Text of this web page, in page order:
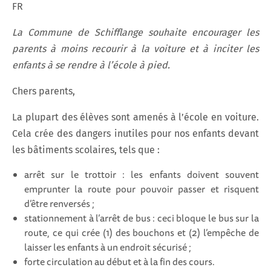
FR
La Commune de Schifflange souhaite encourager les
parents à moins recourir à la voiture et à inciter les
enfants à se rendre à l’école à pied.
Chers parents,
La plupart des élèves sont amenés à l’école en voiture.
Cela crée des dangers inutiles pour nos enfants devant
les bâtiments scolaires, tels que :
arrêt sur le trottoir : les enfants doivent souvent
emprunter la route pour pouvoir passer et risquent
d’être renversés ;
stationnement à l’arrêt de bus : ceci bloque le bus sur la
route, ce qui crée (1) des bouchons et (2) l’empêche de
laisser les enfants à un endroit sécurisé ;
forte circulation au début et à la fin des cours.